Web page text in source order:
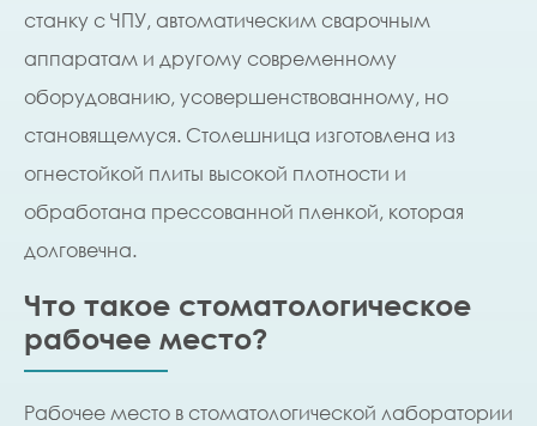
станку с ЧПУ, автоматическим сварочным
аппаратам и другому современному
оборудованию, усовершенствованному, но
становящемуся. Столешница изготовлена ​​из
огнестойкой плиты высокой плотности и
обработана прессованной пленкой, которая
долговечна.
Что такое стоматологическое
рабочее место?
Рабочее место в стоматологической лаборатории